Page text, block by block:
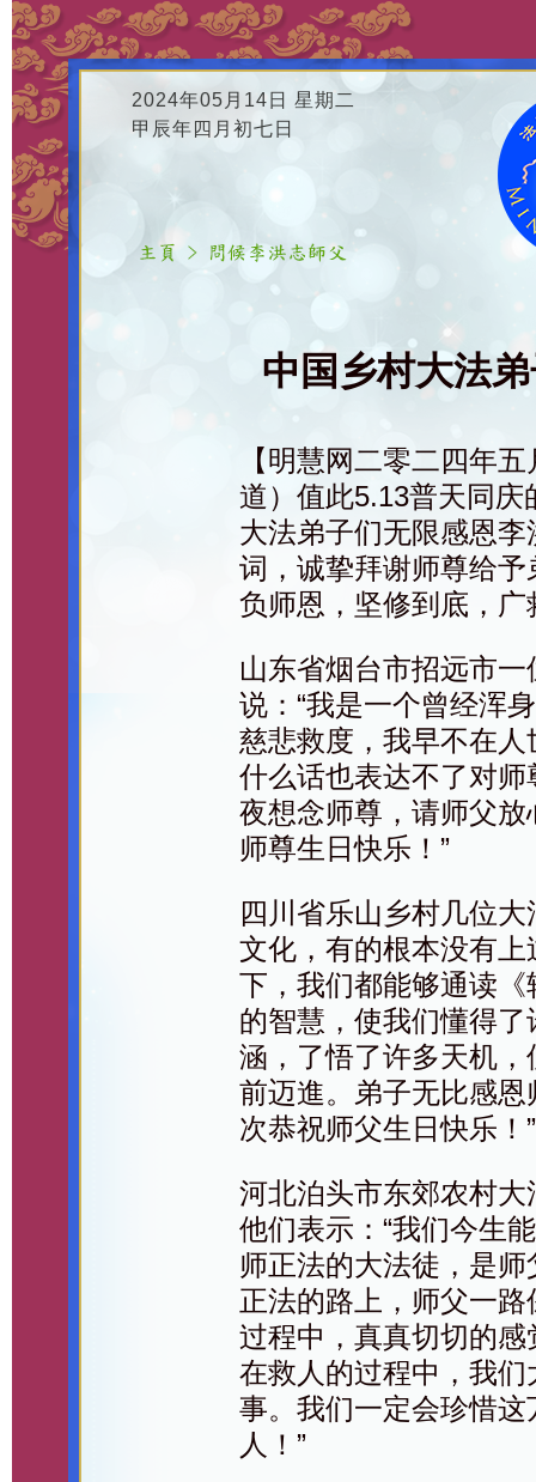
2024年05月14日 星期二
甲辰年四月初七日
中国乡村大法
【明慧网二零二四年
道）值此5.13普天同
大法弟子们无限感恩
词，诚挚拜谢师尊给
负师恩，坚修到底，
山东省烟台市招远市
说：“我是一个曾经浑
慈悲救度，我早不在
什么话也表达不了对
夜想念师尊，请师父
师尊生日快乐！”
四川省乐山乡村几位
文化，有的根本没有
下，我们都能够通读
的智慧，使我们懂得
涵，了悟了许多天机
前迈進。弟子无比感
次恭祝师父生日快乐！”
河北泊头市东郊农村
他们表示：“我们今生
师正法的大法徒，是
正法的路上，师父一
过程中，真真切切的
在救人的过程中，我
事。我们一定会珍惜
人！”